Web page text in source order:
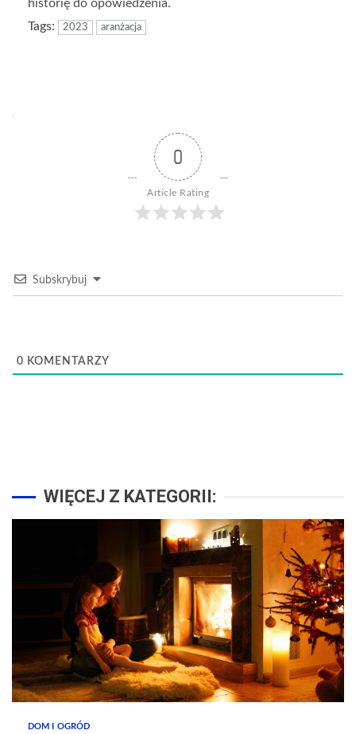
historię do opowiedzenia.
Tags:
2023 aranżacja
0
Article Rating
Subskrybuj
0 KOMENTARZY
WIĘCEJ Z KATEGORII:
DOM I OGRÓD